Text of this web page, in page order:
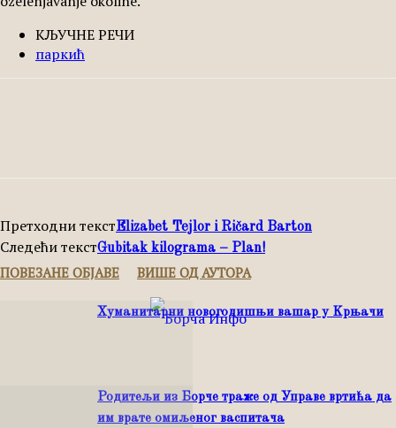
КЉУЧНЕ РЕЧИ
паркић
Претходни текстElizabet Tejlor i Ričard Barton
Следећи текстGubitak kilograma – Plan!
ПОВЕЗАНЕ ОБЈАВЕ ВИШЕ ОД АУТОРА
Хуманитарни новогодишњи вашар у Kрњачи
Родитељи из Борче траже од Управе вртића да
им врате омиљеног васпитача